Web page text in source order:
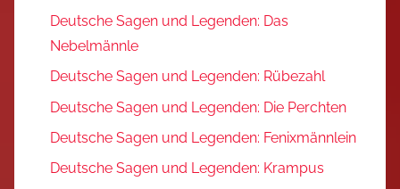
Deutsche Sagen und Legenden: Das
Nebelmännle
Deutsche Sagen und Legenden: Rübezahl
Deutsche Sagen und Legenden: Die Perchten
Deutsche Sagen und Legenden: Fenixmännlein
Deutsche Sagen und Legenden: Krampus